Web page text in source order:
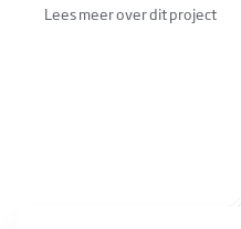
Lees meer over dit project